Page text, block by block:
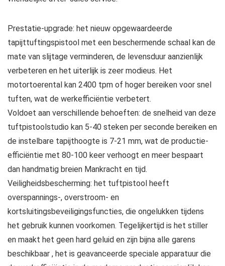
Prestatie-upgrade: het nieuw opgewaardeerde
tapijttuftingspistool met een beschermende schaal kan de
mate van slijtage verminderen, de levensduur aanzienlijk
verbeteren en het uiterlijk is zeer modieus. Het
motortoerental kan 2400 tpm of hoger bereiken voor snel
tuften, wat de werkefficiëntie verbetert.
Voldoet aan verschillende behoeften: de snelheid van deze
tuftpistoolstudio kan 5-40 steken per seconde bereiken en
de instelbare tapijthoogte is 7-21 mm, wat de productie-
efficiëntie met 80-100 keer verhoogt en meer bespaart
dan handmatig breien Mankracht en tijd.
Veiligheidsbescherming: het tuftpistool heeft
overspannings-, overstroom- en
kortsluitingsbeveiligingsfuncties, die ongelukken tijdens
het gebruik kunnen voorkomen. Tegelijkertijd is het stiller
en maakt het geen hard geluid en zijn bijna alle garens
beschikbaar , het is geavanceerde speciale apparatuur die